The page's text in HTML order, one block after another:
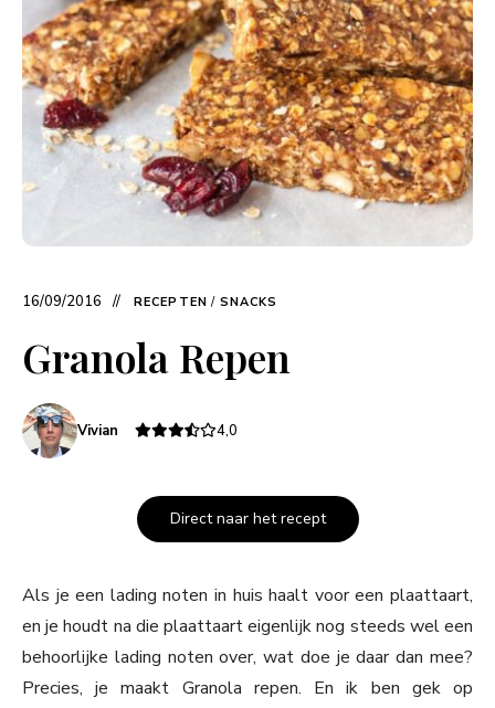
16/09/2016 RECEPTEN / SNACKS
Granola Repen
Vivian 4,0
Direct naar het recept
Als je een lading noten in huis haalt voor een plaattaart,
en je houdt na die plaattaart eigenlijk nog steeds wel een
behoorlijke lading noten over, wat doe je daar dan mee?
Precies, je maakt Granola repen. En ik ben gek op